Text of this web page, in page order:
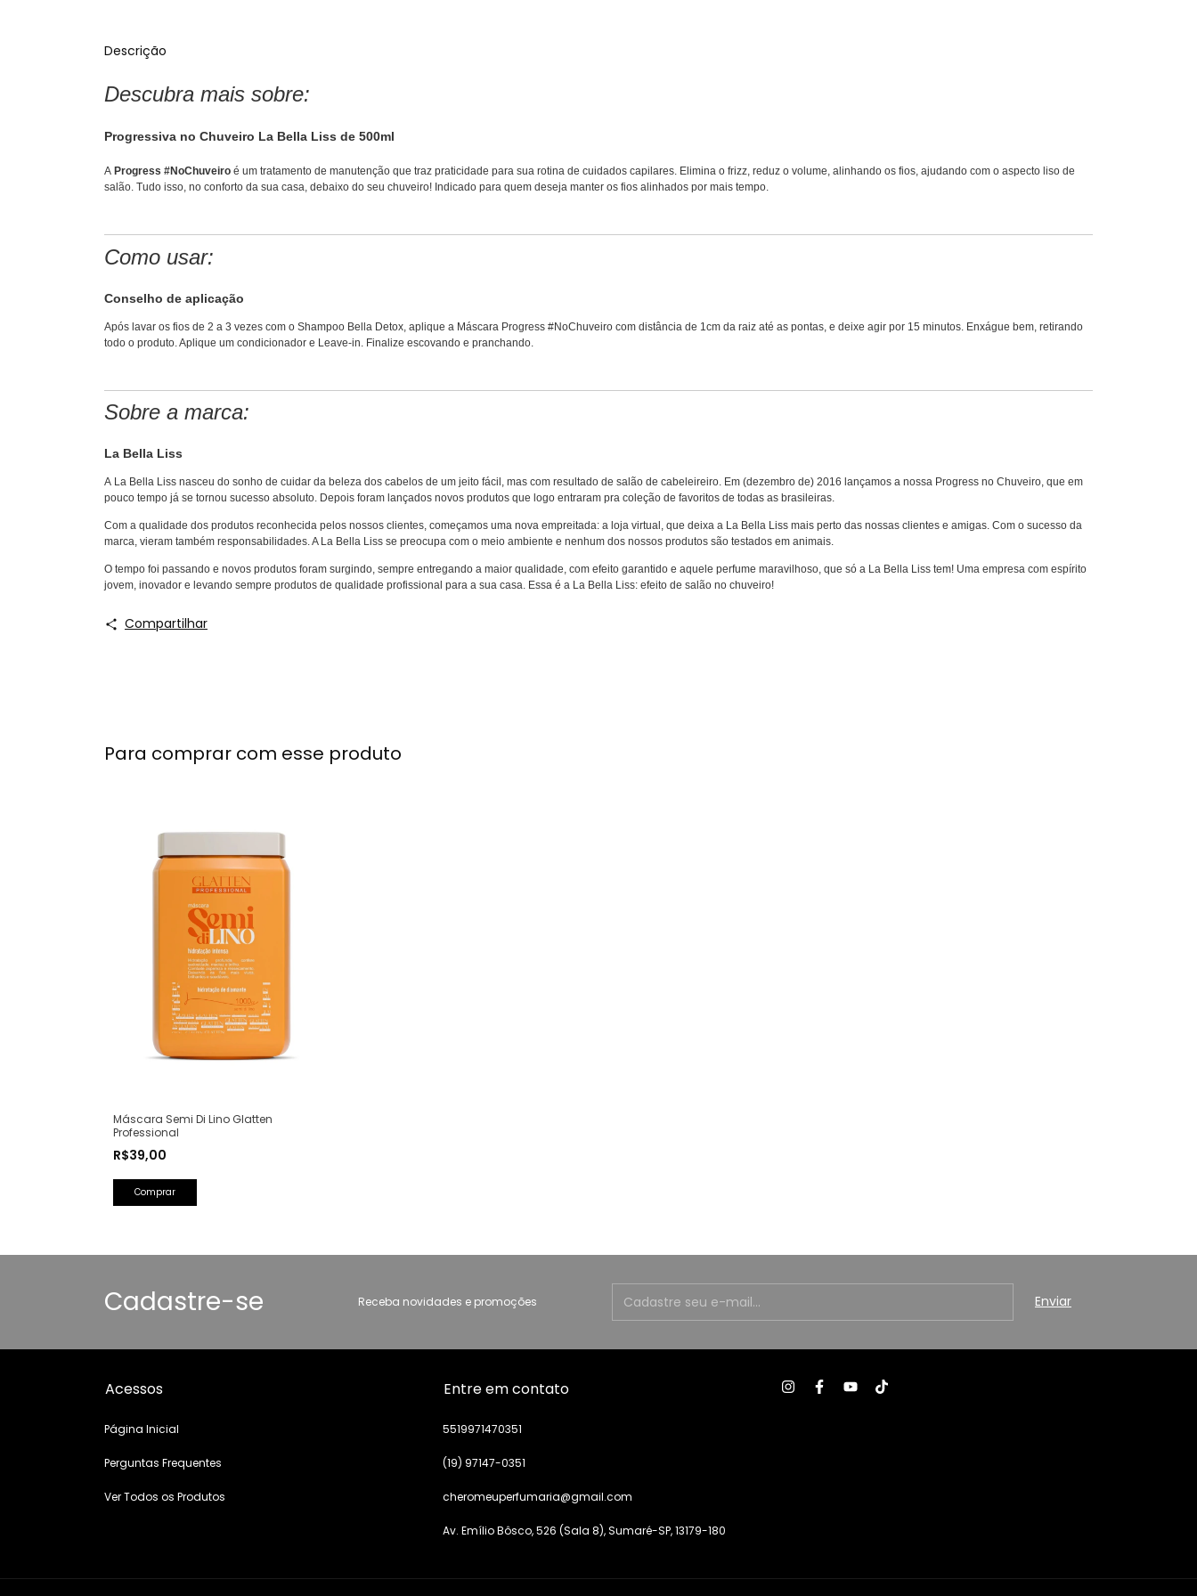
Descrição
Descubra mais sobre:
Progressiva no Chuveiro La Bella Liss de 500ml
A Progress #NoChuveiro é um tratamento de manutenção que traz praticidade para sua rotina de cuidados capilares. Elimina o frizz, reduz o volume, alinhando os fios, ajudando com o aspecto liso de
salão. Tudo isso, no conforto da sua casa, debaixo do seu chuveiro! Indicado para quem deseja manter os fios alinhados por mais tempo.
Como usar:
Conselho de aplicação
Após lavar os fios de 2 a 3 vezes com o Shampoo Bella Detox, aplique a Máscara Progress #NoChuveiro com distância de 1cm da raiz até as pontas, e deixe agir por 15 minutos. Enxágue bem, retirando
todo o produto. Aplique um condicionador e Leave-in. Finalize escovando e pranchando.
Sobre a marca:
La Bella Liss
A La Bella Liss nasceu do sonho de cuidar da beleza dos cabelos de um jeito fácil, mas com resultado de salão de cabeleireiro. Em (dezembro de) 2016 lançamos a nossa Progress no Chuveiro, que em
pouco tempo já se tornou sucesso absoluto. Depois foram lançados novos produtos que logo entraram pra coleção de favoritos de todas as brasileiras.
Com a qualidade dos produtos reconhecida pelos nossos clientes, começamos uma nova empreitada: a loja virtual, que deixa a La Bella Liss mais perto das nossas clientes e amigas. Com o sucesso da
marca, vieram também responsabilidades. A La Bella Liss se preocupa com o meio ambiente e nenhum dos nossos produtos são testados em animais.
O tempo foi passando e novos produtos foram surgindo, sempre entregando a maior qualidade, com efeito garantido e aquele perfume maravilhoso, que só a La Bella Liss tem! Uma empresa com espírito
jovem, inovador e levando sempre produtos de qualidade profissional para a sua casa. Essa é a La Bella Liss: efeito de salão no chuveiro!
Compartilhar
Para comprar com esse produto
Máscara Semi Di Lino Glatten
Professional
R$39,00
Comprar
Cadastre-se Receba novidades e promoções
Acessos
Página Inicial
Perguntas Frequentes
Ver Todos os Produtos
Entre em contato
5519971470351
(19) 97147-0351
cheromeuperfumaria@gmail.com
Av. Emílio Bôsco, 526 (Sala 8), Sumaré-SP, 13179-180